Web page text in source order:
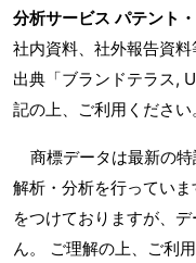
分析サービス パテント
社内資料、社外報告資
出典「ブランドテラス,
記の上、ご利用ください
商標データは最新の
解析・分析を行ってい
をつけておりますが、
ん。 ご理解の上、ご利